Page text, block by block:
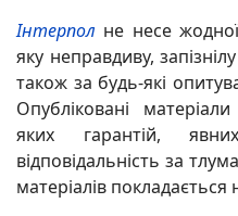
Інтерпол не несе
яку неправдиву,
також за будь-які
Опубліковані
яких гарантій,
відповідальність за
матеріалів покладається